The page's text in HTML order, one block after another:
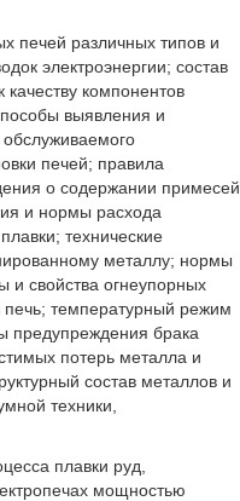
печей различных типов и
электроэнергии; состав
компонентов
выявления и
печей; правила
о содержании примесей
и нормы расхода
технические
металлу; нормы
и свойства огнеупорных
печь; температурный режим
предупреждения брака
потерь металла и
состав металлов и
техники,
плавки руд,
мощностью